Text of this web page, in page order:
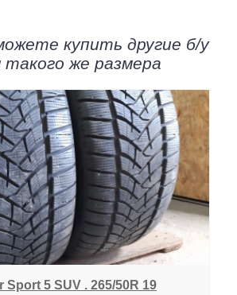
купить другие б/у
же размера
Sport 5 SUV . 265/50R 19